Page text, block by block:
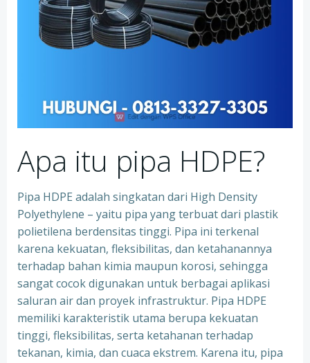
Apa itu pipa HDPE?
Pipa HDPE adalah singkatan dari High Density
Polyethylene – yaitu pipa yang terbuat dari plastik
polietilena berdensitas tinggi. Pipa ini terkenal
karena kekuatan, fleksibilitas, dan ketahanannya
terhadap bahan kimia maupun korosi, sehingga
sangat cocok digunakan untuk berbagai aplikasi
saluran air dan proyek infrastruktur. Pipa HDPE
memiliki karakteristik utama berupa kekuatan
tinggi, fleksibilitas, serta ketahanan terhadap
tekanan, kimia, dan cuaca ekstrem. Karena itu, pipa